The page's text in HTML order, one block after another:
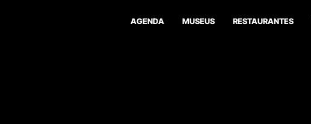
AGENDA MUSEUS RESTAURANTES